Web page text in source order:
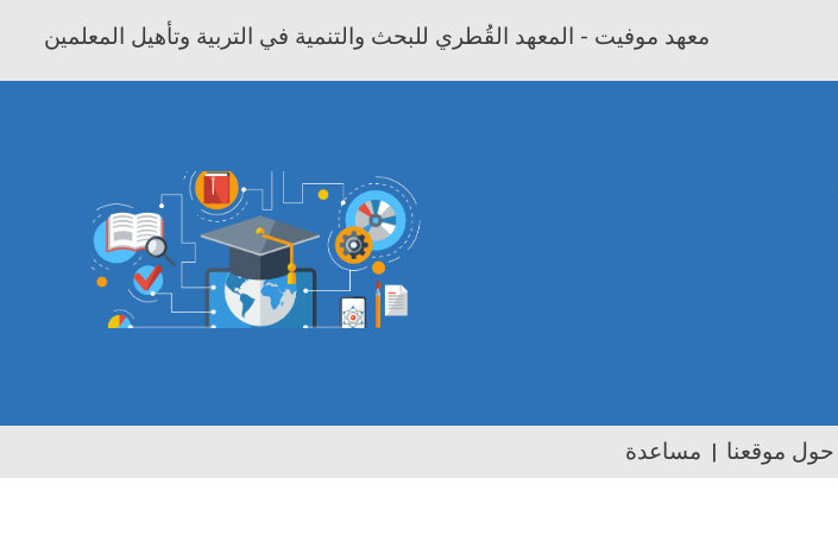
معهد موفيت - المعهد القُطري للبحث والتنمية في التربية وتأهيل المعلمين
حول موقعنا مساعدة